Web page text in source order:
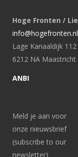
Hoge Fronten /
info@hogefronten.nl
Lage Kanaaldijk 112
6212 NA Maastricht
ANBI
Meld je aan voor
onze nieuwsbrief
(subscribe to our
newsletter)